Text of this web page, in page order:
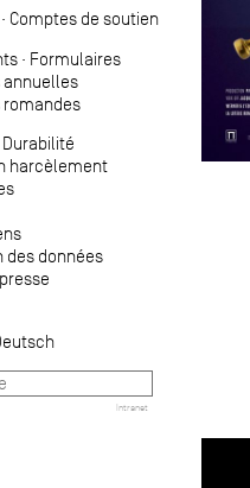
· Comptes de soutien
· Formulaires
annuelles
romandes
Durabilité
harcèlement
des données
Intranet